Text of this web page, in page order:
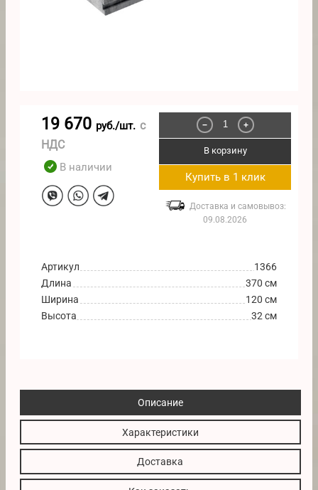
19 670 руб./шт. с
НДС
В наличии
− +
В корзину
Купить в 1 клик
Доставка и самовывоз:
09.08.2026
Артикул
1366
Длина
370 см
Ширина
120 см
Высота
32 см
Описание
Характеристики
Доставка